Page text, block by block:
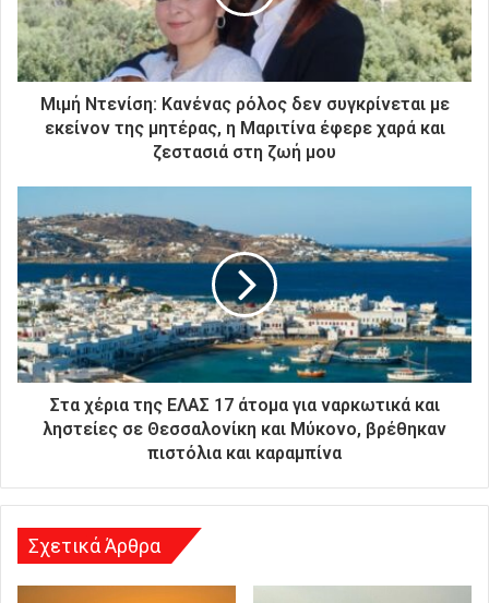
λ
κ
τ
ή
σ
α
ς
δ
ι
ε
ύ
η
Μιμή Ντενίση: Κανένας ρόλος δεν συγκρίνεται με
εκείνον της μητέρας, η Μαριτίνα έφερε χαρά και
ζεστασιά στη ζωή μου
Στα χέρια της ΕΛΑΣ 17 άτομα για ναρκωτικά και
ληστείες σε Θεσσαλονίκη και Μύκονο, βρέθηκαν
πιστόλια και καραμπίνα
Σχετικά Άρθρα